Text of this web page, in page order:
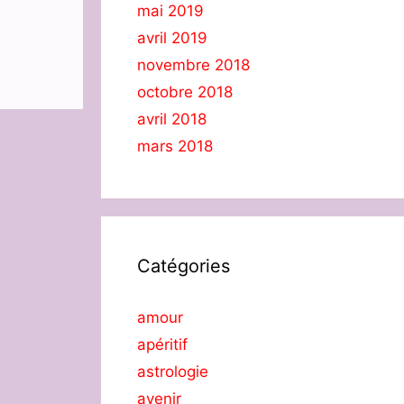
mai 2019
avril 2019
novembre 2018
octobre 2018
avril 2018
mars 2018
Catégories
amour
apéritif
astrologie
avenir